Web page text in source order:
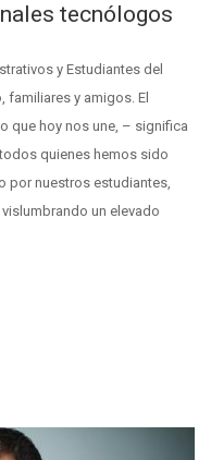
tecnólogos
y Estudiantes del
y amigos. El
que hoy nos une, – significa
quienes hemos sido
por nuestros estudiantes,
un elevado